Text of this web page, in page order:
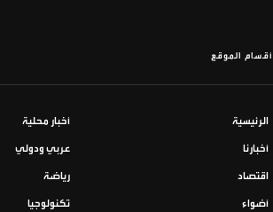
أقسام الموقع
الرئيسية أخبار محلية
أخبارنا عربي ودولي
اقتصاد رياضة
أضواء تكنولوجيا